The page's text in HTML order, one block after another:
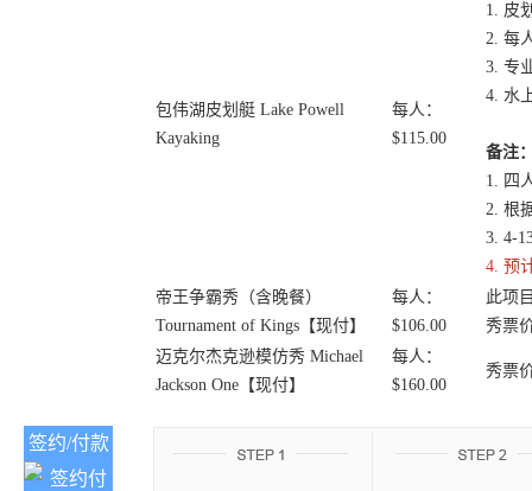
包伟湖皮划艇 Lake Powell
Kayaking
每人：
$115.00
1. 皮
2. 每
3. 专
4. 水
备注
1. 四
2. 根
3. 4-
4. 预
帝王争霸秀（含晚餐）
Tournament of Kings【现付】
每人：
$106.00
此项
秀票
迈克尔杰克逊模仿秀 Michael
Jackson One【现付】
每人：
$160.00
秀票
签约/付款